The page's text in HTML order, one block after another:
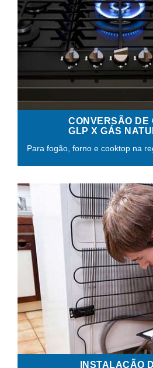
CONVERSÃO DE
GLP X GÁS
Para fogão, forno e cooktop na
INSTALAÇÃO